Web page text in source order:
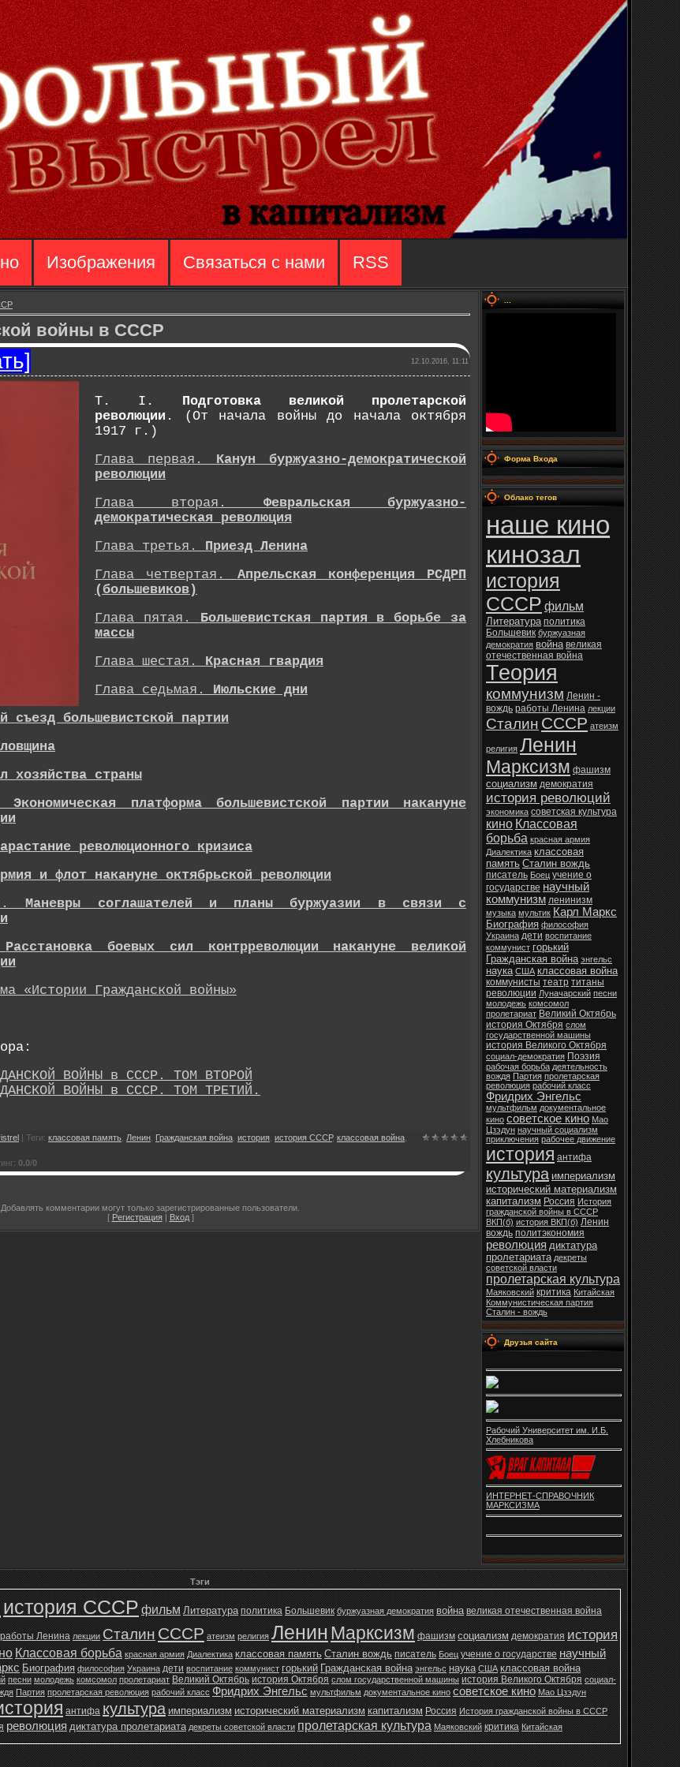
Изображения Связаться с нами RSS
войны в СССР
12.10.2016, 11:11
Т. I. Подготовка великой пролетарской
революции . (От начала войны до начала октября
1917 г.)
Глава первая. Канун буржуазно-демократической
революции
Глава вторая. Февральская буржуазно-
демократическая революция
Глава третья. Приезд Ленина
Глава четвертая. Апрельская конференция РСДРП
(большевиков)
Глава пятая. Большевистская партия в борьбе за
массы
Глава шестая. Красная гвардия
Глава седьмая. Июльские дни
съезд большевистской партии
хозяйства страны
Экономическая платформа большевистской партии накануне
революционного кризиса
и флот накануне октябрьской революции
Маневры соглашателей и планы буржуазии в связи с
Расстановка боевых сил контрреволюции накануне великой
«Истории Гражданской войны»
ВОЙНЫ в СССР. ТОМ ВТОРОЙ
ВОЙНЫ в СССР. ТОМ ТРЕТИЙ.
| Теги: классовая память Ленин Гражданская война история история СССР, классовая война
: 0.0/0
Добавлять комментарии могут только зарегистрированные пользователи.
[ Регистрация| Вход]
Форма Входа
Облако тегов
наше кино
кинозал
история
СССР фильм
Литература политика
Большевик буржуазная
демократия война великая
отечественная война
Теория
коммунизм Ленин -
вождь работы Ленина лекции
Сталин СССР атеизм
религия Ленин
Марксизм фашизм
социализм демократия
история революций
экономика советская культура
кино Классовая
борьба красная армия
Диалектика классовая
память Сталин вождь
писатель Боец учение о
государстве научный
коммунизм ленинизм
музыка мультик Карл Маркс
Биография философия
Украина дети воспитание
коммунист горький
Гражданская война энгельс
наука США классовая война
коммунисты театр титаны
революции Луначарский песни
молодежь комсомол
пролетариат Великий Октябрь
история Октября слом
государственной машины
история Великого Октября
социал-демократия Поэзия
рабочая борьба деятельность
вождя Партия пролетарская
революция рабочий класс
Фридрих Энгельс
мультфильм документальное
кино советское кино Мао
Цзэдун научный социализм
приключения рабочее движение
история антифа
культура империализм
исторический материализм
капитализм Россия История
гражданской войны в СССР
ВКП(б) история ВКП(б) Ленин
вождь политэкономия
революция диктатура
пролетариата декреты
советской власти
пролетарская культура
Маяковский критика Китайская
Коммунистическая партия
Сталин - вождь
Друзья сайта
Рабочий Университет им. И.Б.
Хлебникова
ИНТЕРНЕТ-СПРАВОЧНИК
МАРКСИЗМА
Тэги
история СССРфильм Литература политика Большевик буржуазная демократия война великая отечественная война
работы Ленина лекции Сталин СССР атеизм религия ЛенинМарксизм фашизм социализм демократия история
Классовая борьба красная армия Диалектика классовая память Сталин вождь писатель Боец учение о государстве научный
Биография философия Украина дети воспитание коммунист горький Гражданская война энгельс наука США классовая война
песни молодежь комсомол пролетариат Великий Октябрь история Октября слом государственной машины история Великого Октября социал-
Партия пролетарская революция рабочий класс Фридрих Энгельс мультфильм документальное кино советское кино Мао Цзэдун
антифа культура империализм исторический материализм капитализм Россия История гражданской войны в СССР
революция диктатура пролетариата декреты советской власти пролетарская культура Маяковский критика Китайская